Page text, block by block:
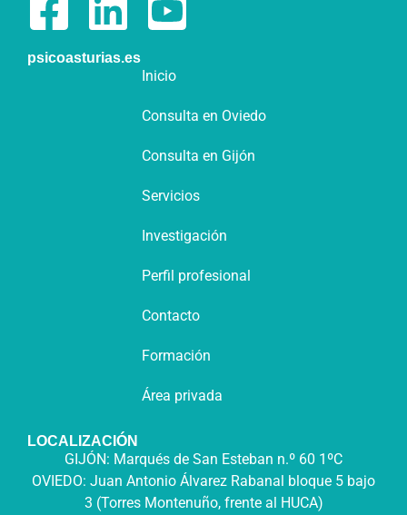
psicoasturias.es
Inicio
Consulta en Oviedo
Consulta en Gijón
Servicios
Investigación
Perfil profesional
Contacto
Formación
Área privada
LOCALIZACIÓN
GIJÓN: Marqués de San Esteban n.º 60 1ºC
OVIEDO: Juan Antonio Álvarez Rabanal bloque 5 bajo
3 (Torres Montenuño, frente al HUCA)